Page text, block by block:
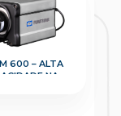
600 – ALTA
NA